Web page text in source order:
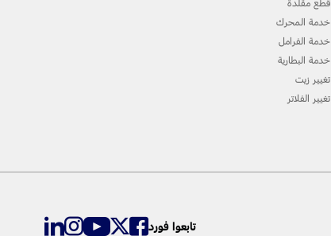
قطع مقلدة
خدمة المحرك
خدمة الفرامل
خدمة البطارية
تغيير زيت
تغيير الفلاتر
تابعوا فورد